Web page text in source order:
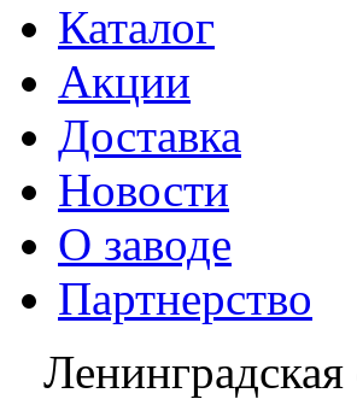
Каталог
Акции
Доставка
Новости
О заводе
Партнерство